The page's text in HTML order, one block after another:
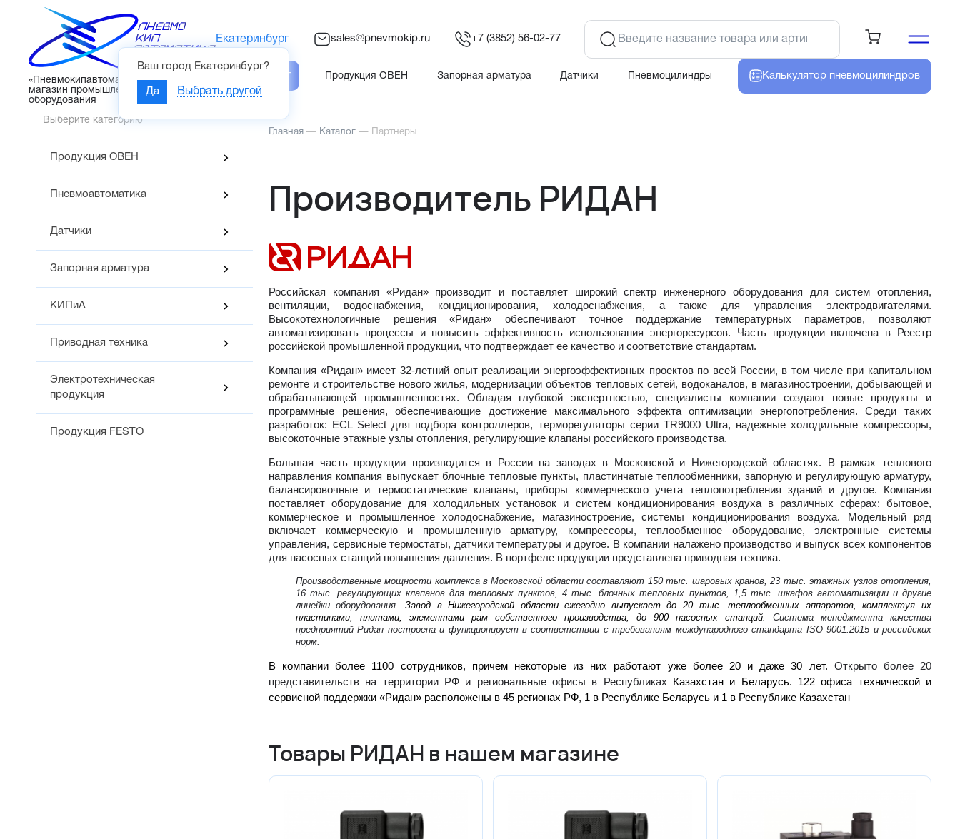
«Пневмокипавтоматика» – интернет-
магазин промышленного
оборудования
Екатеринбург
Ваш город Екатеринбург?
Да Выбрать другой
sales@pnevmokip.ru +7 (3852) 56-02-77
Каталог Продукция ОВЕН Запорная арматура Датчики Пневмоцилиндры Калькулятор пневмоцилиндров
Выберите категорию
Продукция ОВЕН
Пневмоавтоматика
Датчики
Запорная арматура
КИПиА
Приводная техника
Электротехническая
продукция
Продукция FESTO
Главная — Каталог — Партнеры
Производитель РИДАН
Российская компания «Ридан» производит и поставляет широкий спектр инженерного оборудования для систем отопления,
вентиляции, водоснабжения, кондиционирования, холодоснабжения, а также для управления электродвигателями.
Высокотехнологичные решения «Ридан» обеспечивают точное поддержание температурных параметров, позволяют
автоматизировать процессы и повысить эффективность использования энергоресурсов. Часть продукции включена в Реестр
российской промышленной продукции, что подтверждает ее качество и соответствие стандартам.
Компания «Ридан» имеет 32-летний опыт реализации энергоэффективных проектов по всей России, в том числе при капитальном
ремонте и строительстве нового жилья, модернизации объектов тепловых сетей, водоканалов, в магазиностроении, добывающей и
обрабатывающей промышленностях. Обладая глубокой экспертностью, специалисты компании создают новые продукты и
программные решения, обеспечивающие достижение максимального эффекта оптимизации энергопотребления. Среди таких
разработок: ECL Select для подбора контроллеров, терморегуляторы серии TR9000 Ultra, надежные холодильные компрессоры,
высокоточные этажные узлы отопления, регулирующие клапаны российского производства.
Большая часть продукции производится в России на заводах в Московской и Нижегородской областях. В рамках теплового
направления компания выпускает блочные тепловые пункты, пластинчатые теплообменники, запорную и регулирующую арматуру,
балансировочные и термостатические клапаны, приборы коммерческого учета теплопотребления зданий и другое. Компания
поставляет оборудование для холодильных установок и систем кондиционирования воздуха в различных сферах: бытовое,
коммерческое и промышленное холодоснабжение, магазиностроение, системы кондиционирования воздуха. Модельный ряд
включает коммерческую и промышленную арматуру, компрессоры, теплообменное оборудование, электронные системы
управления, сервисные термостаты, датчики температуры и другое. В компании налажено производство и выпуск всех компонентов
для насосных станций повышения давления. В портфеле продукции представлена приводная техника.
Производственные мощности комплекса в Московской области составляют 150 тыс. шаровых кранов, 23 тыс. этажных узлов отопления,
16 тыс. регулирующих клапанов для тепловых пунктов, 4 тыс. блочных тепловых пунктов, 1,5 тыс. шкафов автоматизации и другие
линейки оборудования. Завод в Нижегородской области ежегодно выпускает до 20 тыс. теплообменных аппаратов, комплектуя их
пластинами, плитами, элементами рам собственного производства, до 900 насосных станций.
Система менеджмента качества
предприятий Ридан построена и функционирует в соответствии с требованиям международного стандарта ISO 9001:2015 и российских
норм.
В компании более 1100 сотрудников, причем некоторые из них работают уже более 20 и даже 30 лет. Открыто более 20
представительств на территории РФ и региональные офисы в Республиках
Казахстан и Беларусь. 122 офиса технической и
сервисной поддержки «Ридан» расположены в 45 регионах РФ, 1 в Республике Беларусь и 1 в Республике Казахстан
Товары РИДАН в нашем магазине